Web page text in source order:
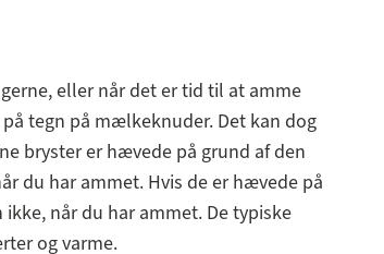
eller når det er tid til at amme
tegn på mælkeknuder. Det kan dog
bryster er hævede på grund af den
du har ammet. Hvis de er hævede på
når du har ammet. De typiske
og varme.